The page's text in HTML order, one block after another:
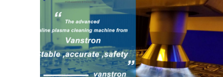
προϊόντων, της προηγμένης τεχνολογίας, των υψηλών
προτύπων ασφαλείας, του εξαιρετικού πελάτη